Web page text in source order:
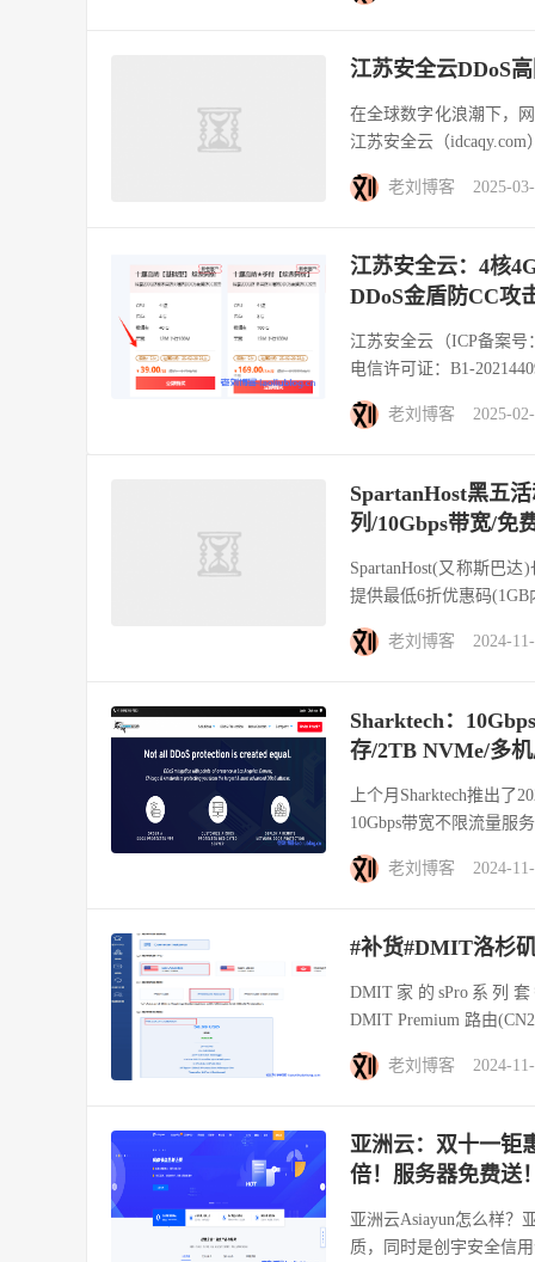
江苏安全云DDoS
在全球数字化浪潮下，
江苏安全云（
老刘博客 2025-
江苏安全云：4核
DDoS金盾防CC攻
江苏安全云（ICP备案号
电信许可证：B1-
老刘博客 2025-
SpartanHost黑五
列/10Gbps带宽/免
SpartanHost(又称斯巴
提供最低6折优惠码
老刘博客 2024-
Sharktech：
存/2TB NVMe/多
上个月Sharktech推出了
10Gbps带宽不限流量服
老刘博客 2024-
#补货#DMIT洛杉
DMIT家的sPro系列
DMIT Premium 路由
老刘博客 2024-
亚洲云：双十一钜
倍！服务器免费送
亚洲云Asiayun怎么样？
质，同时是创宇安全信